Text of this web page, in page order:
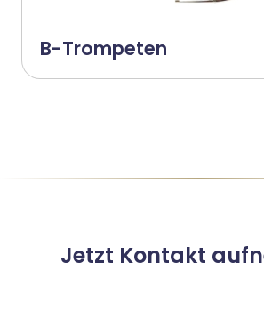
B-Trompeten
Jetzt Kontakt